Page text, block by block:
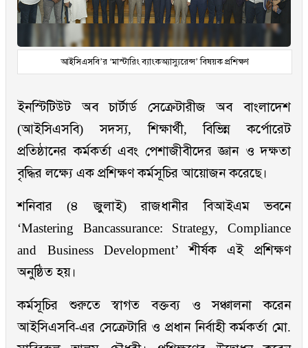
আইসিএসবি’র ‘মাস্টারিং ব্যাংকঅ্যাস্যুরেন্স’ বিষয়ক প্রশিক্ষণ
ইনস্টিটিউট অব চার্টার্ড সেক্রেটারীজ অব বাংলাদেশ
(আইসিএসবি) সদস্য, শিক্ষার্থী, বিভিন্ন কর্পোরেট
প্রতিষ্ঠানের কর্মকর্তা এবং পেশাজীবীদের জ্ঞান ও দক্ষতা
বৃদ্ধির লক্ষ্যে এক প্রশিক্ষণ কর্মসূচির আয়োজন করেছে।
শনিবার (৪ জুলাই) রাজধানীর বিআইএম ভবনে
‘Mastering Bancassurance: Strategy, Compliance
and Business Development’ শীর্ষক এই প্রশিক্ষণ
অনুষ্ঠিত হয়।
কর্মসূচির শুরুতে স্বাগত বক্তব্য ও সঞ্চালনা করেন
আইসিএসবি-এর সেক্রেটারি ও প্রধান নির্বাহী কর্মকর্তা মো.